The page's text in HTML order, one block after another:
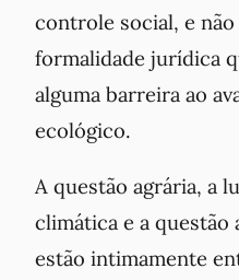
controle social, e
formalidade jurídica
alguma barreira ao
ecológico.
A questão agrária, a
climática e a questão
estão intimamente